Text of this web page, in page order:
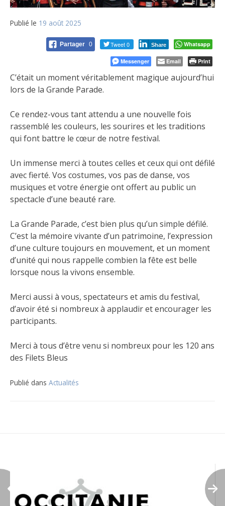
Publié le 19 août 2025
Partager 0 Tweet 0 Share Whatsapp
Messenger Email Print
C’était un moment véritablement magique aujourd’hui
lors de la Grande Parade.
Ce rendez-vous tant attendu a une nouvelle fois
rassemblé les couleurs, les sourires et les traditions
qui font battre le cœur de notre festival.
Un immense merci à toutes celles et ceux qui ont défilé
avec fierté. Vos costumes, vos pas de danse, vos
musiques et votre énergie ont offert au public un
spectacle d’une beauté rare.
La Grande Parade, c’est bien plus qu’un simple défilé.
C’est la mémoire vivante d’un patrimoine, l’expression
d’une culture toujours en mouvement, et un moment
d’unité qui nous rappelle combien la fête est belle
lorsque nous la vivons ensemble.
Merci aussi à vous, spectateurs et amis du festival,
d’avoir été si nombreux à applaudir et encourager les
participants.
Merci à tous d’être venu si nombreux pour les 120 ans
des Filets Bleus
Publié dans Actualités